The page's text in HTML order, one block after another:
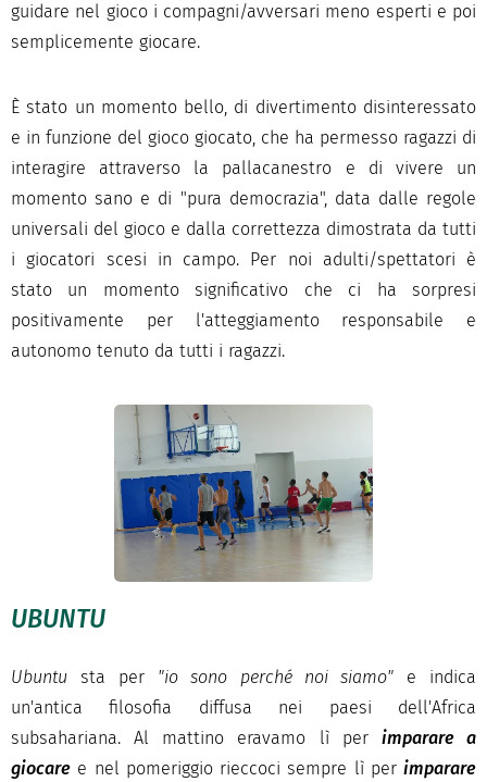
guidare nel gioco i compagni/avversari meno esperti e poi
semplicemente giocare.
È stato un momento bello, di divertimento disinteressato
e in funzione del gioco giocato, che ha permesso ragazzi di
interagire attraverso la pallacanestro e di vivere un
momento sano e di "pura democrazia", data dalle regole
universali del gioco e dalla correttezza dimostrata da tutti
i giocatori scesi in campo. Per noi adulti/spettatori è
stato un momento significativo che ci ha sorpresi
positivamente per l'atteggiamento responsabile e
autonomo tenuto da tutti i ragazzi.
UBUNTU
Ubuntu sta per "io sono perché noi siamo"e indica
un'antica filosofia diffusa nei paesi dell'Africa
subsahariana. Al mattino eravamo lì per imparare a
giocare e nel pomeriggio rieccoci sempre lì per imparare